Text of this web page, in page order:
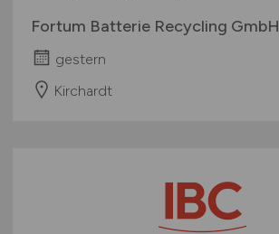
Fortum Batterie Recycling GmbH
gestern
Kirchardt